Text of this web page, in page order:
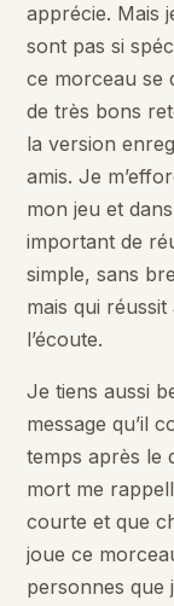
apprécie. Mais
sont pas si
ce morceau se
de très bons
la version
amis. Je
mon jeu et
important de
simple, sans
mais qui
l’écoute.
Je tiens aussi
message qu’il
temps après le
mort me
courte et que
joue ce
personnes que